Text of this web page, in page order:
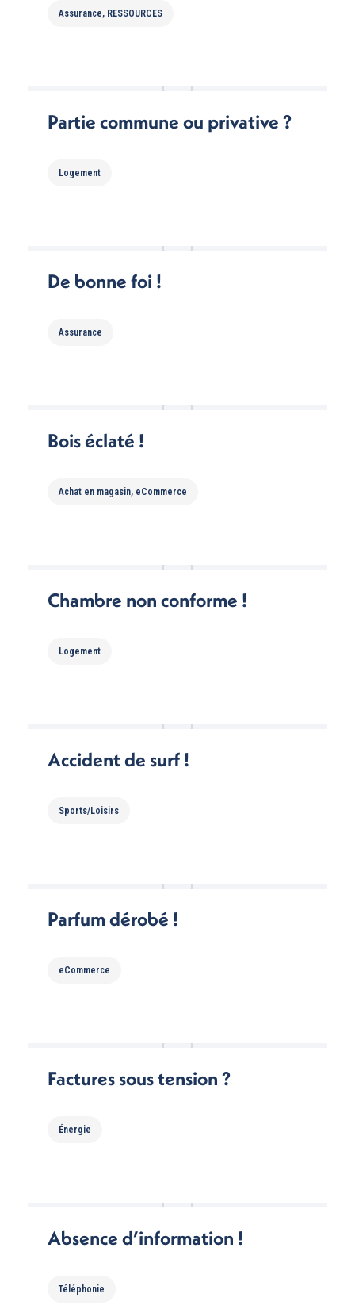
Assurance, RESSOURCES
Partie commune ou privative ?
Logement
De bonne foi !
Assurance
Bois éclaté !
Achat en magasin, eCommerce
Chambre non conforme !
Logement
Accident de surf !
Sports/Loisirs
Parfum dérobé !
eCommerce
Factures sous tension ?
Énergie
Absence d’information !
Téléphonie